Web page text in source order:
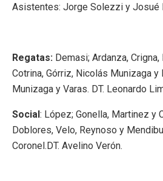
Asistentes: Jorge Solezzi y Josué
Regatas: Demasi; Ardanza,
Cotrina, Górriz, Nicolás Munizaga y
Munizaga y Varas. DT. Leonardo
Social: López; Gonella, Martinez y
Doblores, Velo, Reynoso y
Coronel.DT. Avelino Verón.